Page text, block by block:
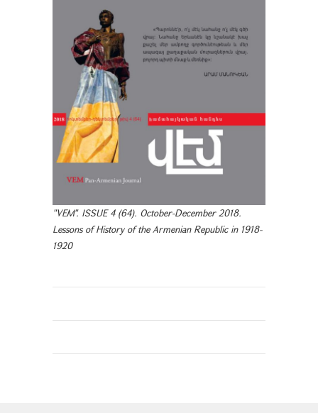
"VEM". ISSUE 4 (64). October-December 2018.
Lessons of History of the Armenian Republic in 1918-
1920